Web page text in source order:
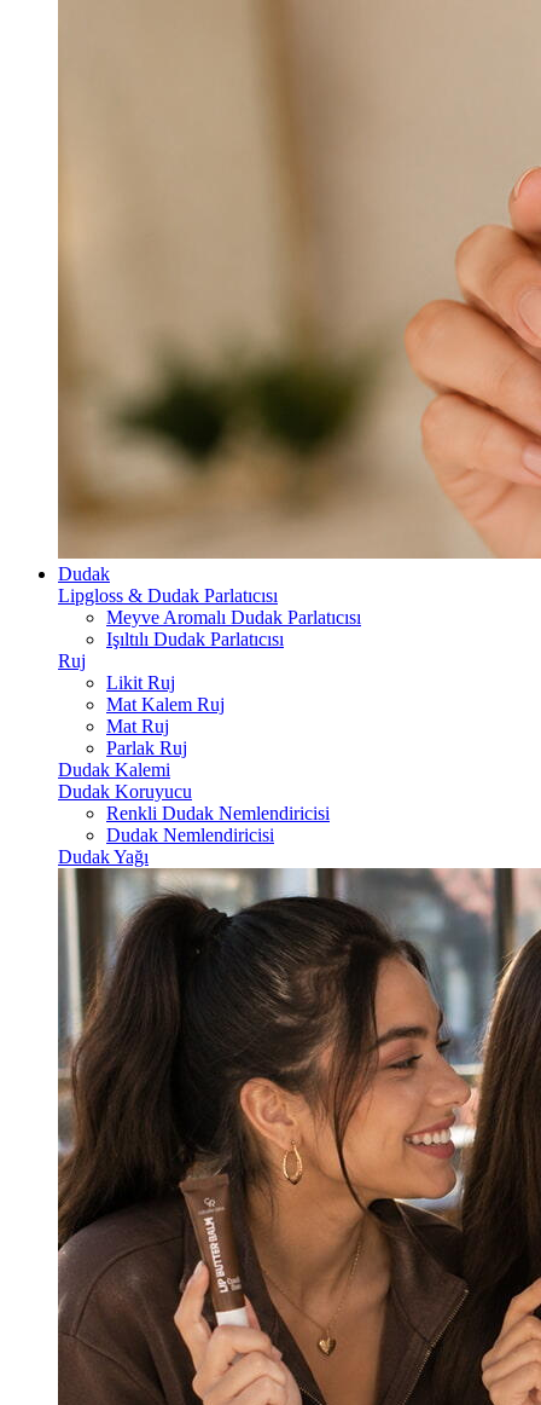
Dudak
Lipgloss & Dudak Parlatıcısı
Meyve Aromalı Dudak Parlatıcısı
Işıltılı Dudak Parlatıcısı
Ruj
Likit Ruj
Mat Kalem Ruj
Mat Ruj
Parlak Ruj
Dudak Kalemi
Dudak Koruyucu
Renkli Dudak Nemlendiricisi
Dudak Nemlendiricisi
Dudak Yağı